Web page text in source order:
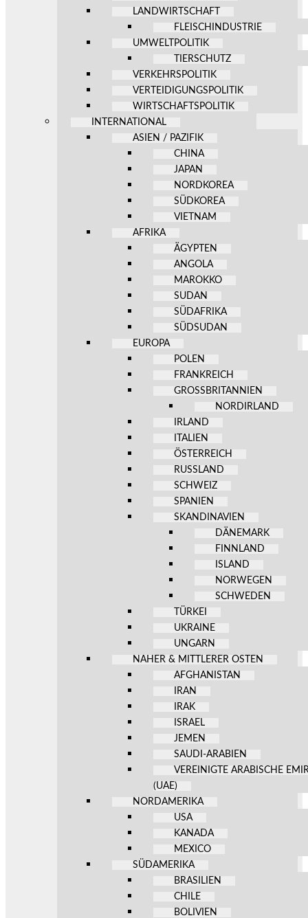
LANDWIRTSCHAFT
FLEISCHINDUSTRIE
UMWELTPOLITIK
TIERSCHUTZ
VERKEHRSPOLITIK
VERTEIDIGUNGSPOLITIK
WIRTSCHAFTSPOLITIK
INTERNATIONAL
ASIEN / PAZIFIK
CHINA
JAPAN
NORDKOREA
SÜDKOREA
VIETNAM
AFRIKA
ÄGYPTEN
ANGOLA
MAROKKO
SUDAN
SÜDAFRIKA
SÜDSUDAN
EUROPA
POLEN
FRANKREICH
GROSSBRITANNIEN
NORDIRLAND
IRLAND
ITALIEN
ÖSTERREICH
RUSSLAND
SCHWEIZ
SPANIEN
SKANDINAVIEN
DÄNEMARK
FINNLAND
ISLAND
NORWEGEN
SCHWEDEN
TÜRKEI
UKRAINE
UNGARN
NAHER & MITTLERER OSTEN
AFGHANISTAN
IRAN
IRAK
ISRAEL
JEMEN
SAUDI-ARABIEN
VEREINIGTE ARABISCHE
(UAE)
NORDAMERIKA
USA
KANADA
MEXICO
SÜDAMERIKA
BRASILIEN
CHILE
BOLIVIEN